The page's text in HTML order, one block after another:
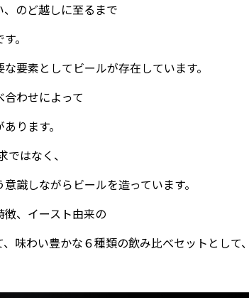
のど越しに至るまで
。
要素としてビールが存在しています。
わせによって
ります。
ではなく、
識しながらビールを造っています。
、イースト由来の
味わい豊かな６種類の飲み比べセットとして、